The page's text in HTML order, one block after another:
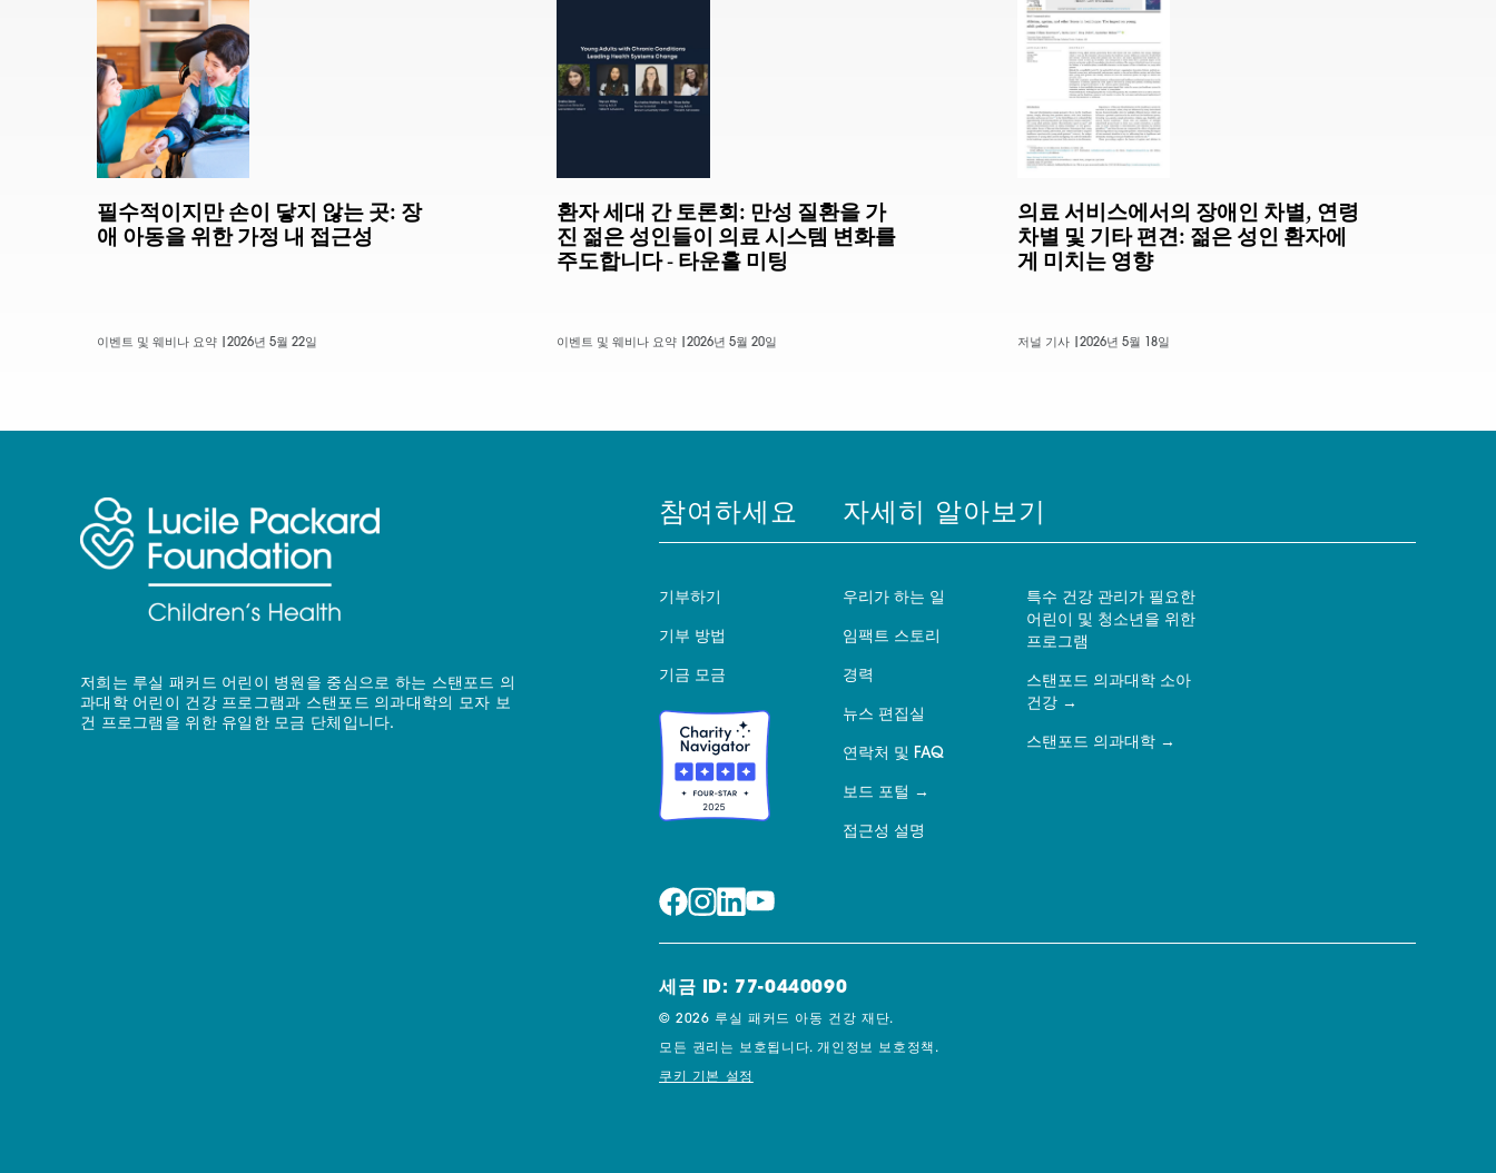
필수적이지만 손이 닿지 않는 곳: 장
애 아동을 위한 가정 내 접근성
이벤트 및 웨비나 요약 | 2026년 5월 22일
환자 세대 간 토론회: 만성 질환을 가
진 젊은 성인들이 의료 시스템 변화를
주도합니다 - 타운홀 미팅
이벤트 및 웨비나 요약 |2026년 5월 20일
의료 서비스에서의 장애인 차별, 연령
차별 및 기타 편견: 젊은 성인 환자에
게 미치는 영향
저널 기사 | 2026년 5월 18일
저희는 루실 패커드 어린이 병원을 중심으로 하는 스탠포드 의
과대학 어린이 건강 프로그램과 스탠포드 의과대학의 모자 보
건 프로그램을 위한 유일한 모금 단체입니다.
참여하세요
기부하기
기부 방법
기금 모금
자세히 알아보기
우리가 하는 일
임팩트 스토리
경력
뉴스 편집실
연락처 및 FAQ
보드 포털
접근성 설명
특수 건강 관리가 필요한
어린이 및 청소년을 위한
프로그램
스탠포드 의과대학 소아
건강
스탠포드 의과대학
세금 ID: 77-0440090
© 2026 루실 패커드 아동 건강 재단.
모든 권리는 보호됩니다.개인정보 보호정책.
쿠키 기본 설정